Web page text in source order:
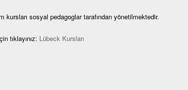
kursları sosyal pedagoglar tarafından yönetilmektedir.
tıklayınız: Lübeck Kursları